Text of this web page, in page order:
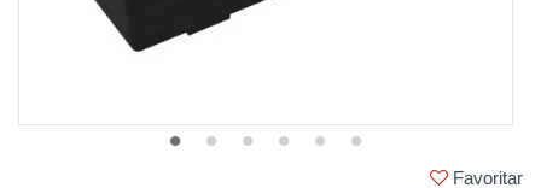
Favoritar